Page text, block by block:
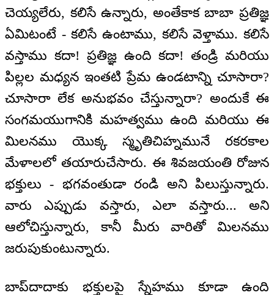
చెయ్యలేరు, కలిసే ఉన్నారు, అంతేకాక బాబా ప్రతిజ్ఞ
ఏమిటంటే - కలిసే ఉంటాము, కలిసే వెళ్తాము. కలిసే
వస్తాము కదా! ప్రతిజ్ఞ ఉంది కదా! తండ్రి మరియు
పిల్లల మధ్యన ఇంతటి ప్రేమ ఉండటాన్ని చూసారా?
చూసారా లేక అనుభవం చేస్తున్నారా? అందుకే ఈ
సంగమయుగానికి మహత్వము ఉంది మరియు ఈ
మిలనము యొక్క స్మృతిచిహ్నమునే రకరకాల
మేళాలలో తయారుచేసారు. ఈ శివజయంతి రోజున
భక్తులు - భగవంతుడా రండి అని పిలుస్తున్నారు.
వారు ఎప్పుడు వస్తారు, ఎలా వస్తారు... అని
ఆలోచిస్తున్నారు, కానీ మీరు వారితో మిలనము
జరుపుకుంటున్నారు.
బాప్‌దాదాకు భక్తులపై స్నేహము కూడా ఉంది